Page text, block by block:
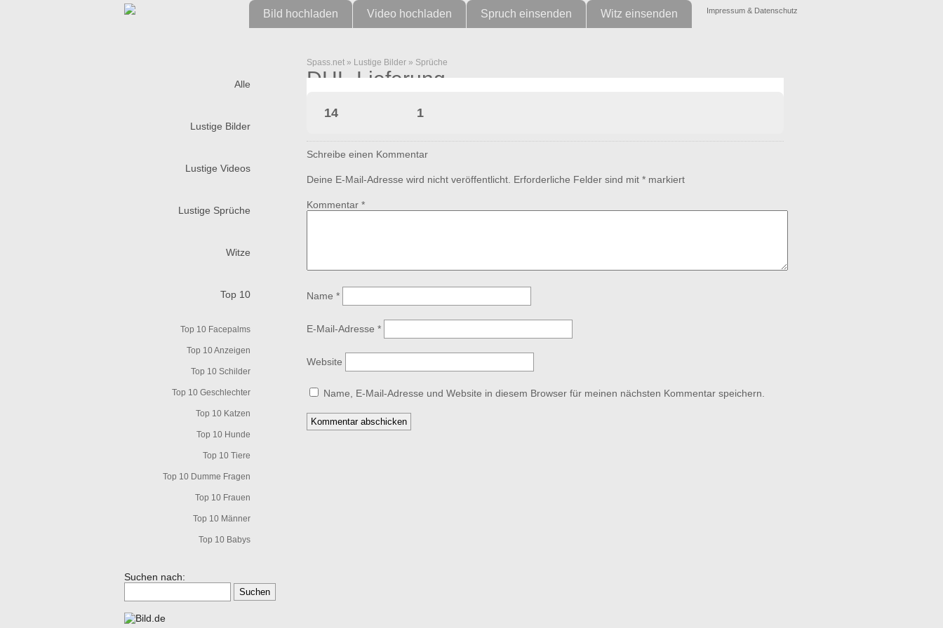
Impressum & Datenschutz
Bild hochladen Video hochladen Spruch einsenden Witz einsenden
Alle
Lustige Bilder
Lustige Videos
Lustige Sprüche
Witze
Top 10
Top 10 Facepalms
Top 10 Anzeigen
Top 10 Schilder
Top 10 Geschlechter
Top 10 Katzen
Top 10 Hunde
Top 10 Tiere
Top 10 Dumme Fragen
Top 10 Frauen
Top 10 Männer
Top 10 Babys
Suchen nach:
Spass.net » Lustige Bilder » Sprüche
DHL-Lieferung
14 1
Schreibe einen Kommentar
Deine E-Mail-Adresse wird nicht veröffentlicht. Erforderliche Felder sind mit * markiert
Kommentar *
Name *
E-Mail-Adresse *
Website
Name, E-Mail-Adresse und Website in diesem Browser für meinen nächsten Kommentar speichern.